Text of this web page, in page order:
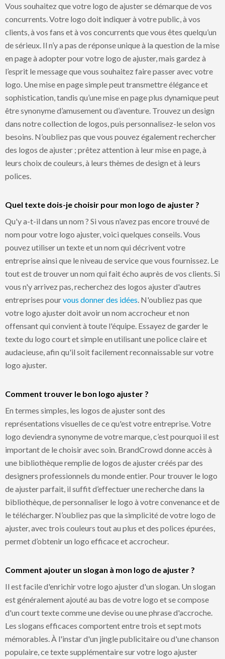
Vous souhaitez que votre logo de ajuster se démarque de vos
concurrents. Votre logo doit indiquer à votre public, à vos
clients, à vos fans et à vos concurrents que vous êtes quelqu’un
de sérieux. Il n’y a pas de réponse unique à la question de la mise
en page à adopter pour votre logo de ajuster, mais gardez à
l’esprit le message que vous souhaitez faire passer avec votre
logo. Une mise en page simple peut transmettre élégance et
sophistication, tandis qu’une mise en page plus dynamique peut
être synonyme d’amusement ou d’aventure. Trouvez un design
dans notre collection de logos, puis personnalisez-le selon vos
besoins. N’oubliez pas que vous pouvez également rechercher
des logos de ajuster ; prêtez attention à leur mise en page, à
leurs choix de couleurs, à leurs thèmes de design et à leurs
polices.
Quel texte dois-je choisir pour mon logo de ajuster ?
Qu'y a-t-il dans un nom ? Si vous n'avez pas encore trouvé de
nom pour votre logo ajuster, voici quelques conseils. Vous
pouvez utiliser un texte et un nom qui décrivent votre
entreprise ainsi que le niveau de service que vous fournissez. Le
tout est de trouver un nom qui fait écho auprès de vos clients. Si
vous n'y arrivez pas, recherchez des logos ajuster d'autres
entreprises pourvous donner des idées . N'oubliez pas que
votre logo ajuster doit avoir un nom accrocheur et non
offensant qui convient à toute l'équipe. Essayez de garder le
texte du logo court et simple en utilisant une police claire et
audacieuse, afin qu'il soit facilement reconnaissable sur votre
logo ajuster.
Comment trouver le bon logo ajuster ?
En termes simples, les logos de ajuster sont des
représentations visuelles de ce qu'est votre entreprise. Votre
logo deviendra synonyme de votre marque, c’est pourquoi il est
important de le choisir avec soin. BrandCrowd donne accès à
une bibliothèque remplie de logos de ajuster créés par des
designers professionnels du monde entier. Pour trouver le logo
de ajuster parfait, il suffit d’effectuer une recherche dans la
bibliothèque, de personnaliser le logo à votre convenance et de
le télécharger. N’oubliez pas que la simplicité de votre logo de
ajuster, avec trois couleurs tout au plus et des polices épurées,
permet d’obtenir un logo efficace et accrocheur.
Comment ajouter un slogan à mon logo de ajuster ?
Il est facile d'enrichir votre logo ajuster d'un slogan. Un slogan
est généralement ajouté au bas de votre logo et se compose
d'un court texte comme une devise ou une phrase d'accroche.
Les slogans efficaces comportent entre trois et sept mots
mémorables. À l'instar d'un jingle publicitaire ou d'une chanson
populaire, ce texte supplémentaire sur votre logo ajuster